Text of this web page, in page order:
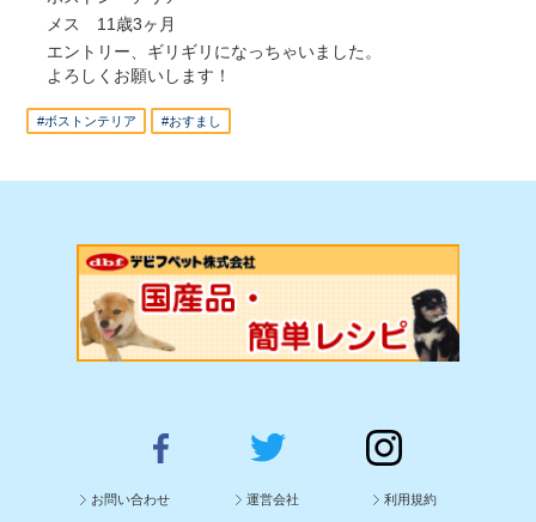
メス 11歳3ヶ月
エントリー、ギリギリになっちゃいました。
よろしくお願いします！
#ボストンテリア #おすまし
お問い合わせ 運営会社 利用規約